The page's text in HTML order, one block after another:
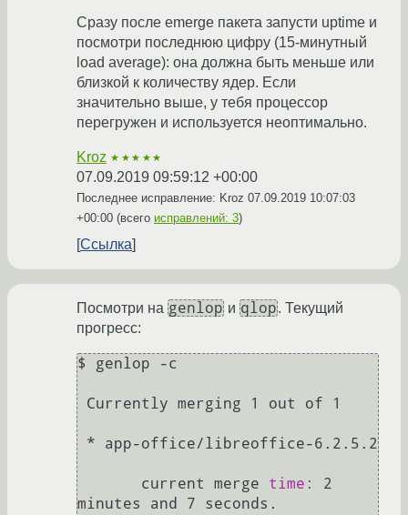
Сразу после emerge пакета запусти uptime и
посмотри последнюю цифру (15-минутный
load average): она должна быть меньше или
близкой к количеству ядер. Если
значительно выше, у тебя процессор
перегружен и используется неоптимально.
Kroz ★★★★★
07.09.2019 09:59:12 +00:00
Последнее исправление: Kroz 07.09.2019 10:07:03
+00:00 (всего исправлений: 3)
Ссылка
Посмотри на genlop и qlop. Текущий
прогресс:
$ genlop -c
       current merge
time : 2
minutes and 7 seconds.